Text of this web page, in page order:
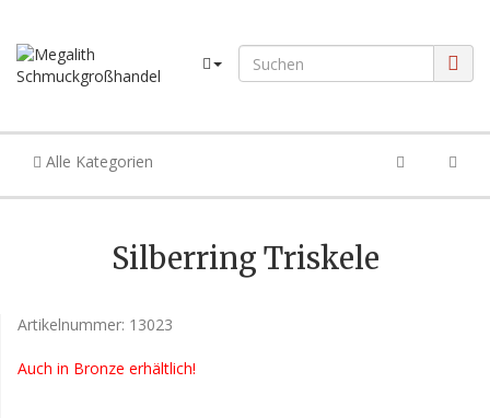
Alle Kategorien
Silberring Triskele
Artikelnummer: 13023
Auch in Bronze erhältlich!